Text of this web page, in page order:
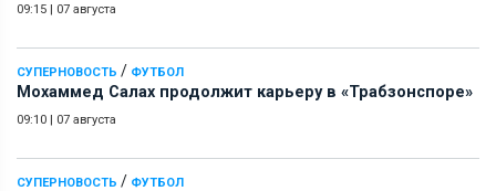
09:15 | 07 августа
СУПЕРНОВОСТЬ / ФУТБОЛ
Мохаммед Салах продолжит карьеру в «Трабзонспоре»
09:10 | 07 августа
СУПЕРНОВОСТЬ / ФУТБОЛ